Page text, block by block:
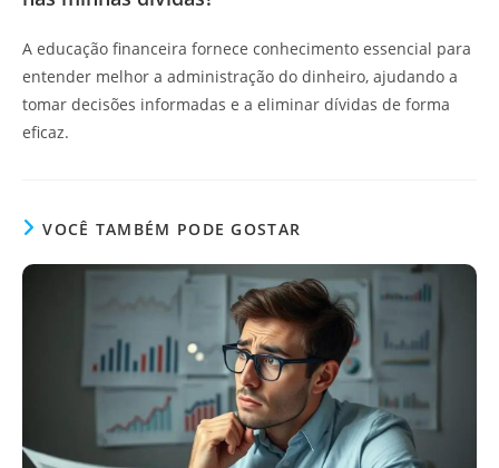
A educação financeira fornece conhecimento essencial para
entender melhor a administração do dinheiro, ajudando a
tomar decisões informadas e a eliminar dívidas de forma
eficaz.
VOCÊ TAMBÉM PODE GOSTAR